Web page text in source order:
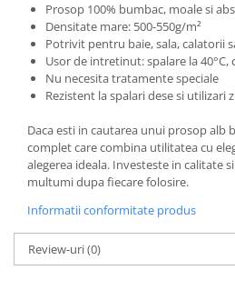
Prosop 100% bumbac, moale si
Densitate mare: 500-550g/m²
Potrivit pentru baie, sala, calatorii
Usor de intretinut: spalare la 40°C,
Nu necesita tratamente speciale
Rezistent la spalari dese si utilizari
Daca esti in cautarea unui prosop alb
complet care combina utilitatea cu
alegerea ideala. Investeste in calitate
multumi dupa fiecare folosire.
Informatii conformitate produs
Review-uri(0)